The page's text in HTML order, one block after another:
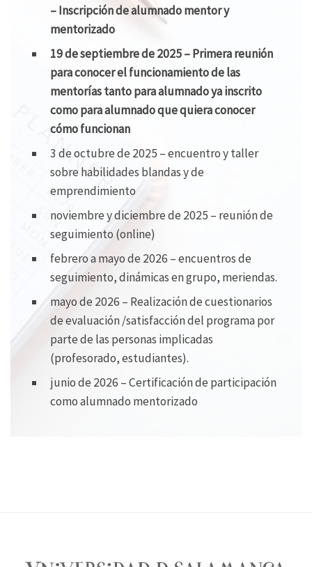
– Inscripción de alumnado mentor y
mentorizado
19 de septiembre de 2025 – Primera reunión
para conocer el funcionamiento de las
mentorías tanto para alumnado ya inscrito
como para alumnado que quiera conocer
cómo funcionan
3 de octubre de 2025 – encuentro y taller
sobre habilidades blandas y de
emprendimiento
noviembre y diciembre de 2025 – reunión de
seguimiento (online)
febrero a mayo de 2026 – encuentros de
seguimiento, dinámicas en grupo, meriendas.
mayo de 2026 – Realización de cuestionarios
de evaluación /satisfacción del programa por
parte de las personas implicadas
(profesorado, estudiantes).
junio de 2026 – Certificación de participación
como alumnado mentorizado